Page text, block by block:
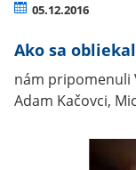
05.12.2016
Ako sa
nám pripomenuli
Adam Kačovci,